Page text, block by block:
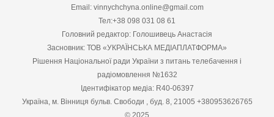
Email: vinnychchyna.online@gmail.com
Тел:+38 098 031 08 61
Головний редактор: Голошивець Анастасія
Засновник: ТОВ «УКРАЇНСЬКА МЕДІАПЛАТФОРМА»
Рішення Національної ради України з питань телебачення і
радіомовлення №1632
Ідентифікатор медіа: R40-06397
Україна, м. Вінниця бульв. Свободи , буд. 8, 21005 +380953626765
© 2025